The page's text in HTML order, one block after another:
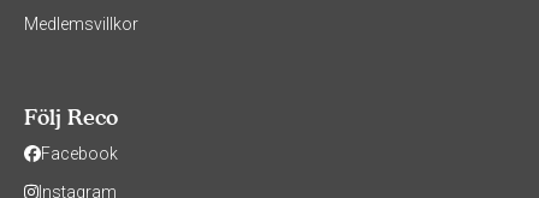
Medlemsvillkor
Följ Reco
Facebook
Instagram